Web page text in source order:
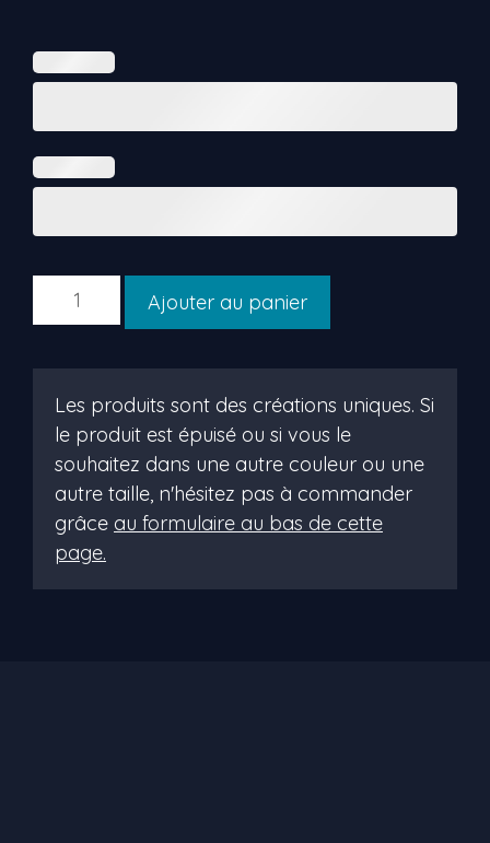
quantité
de
Ajouter au panier
Les produits sont des créations uniques. Si
le produit est épuisé ou si vous le
souhaitez dans une autre couleur ou une
autre taille, n'hésitez pas à commander
grâce au formulaire au bas de cette
page.